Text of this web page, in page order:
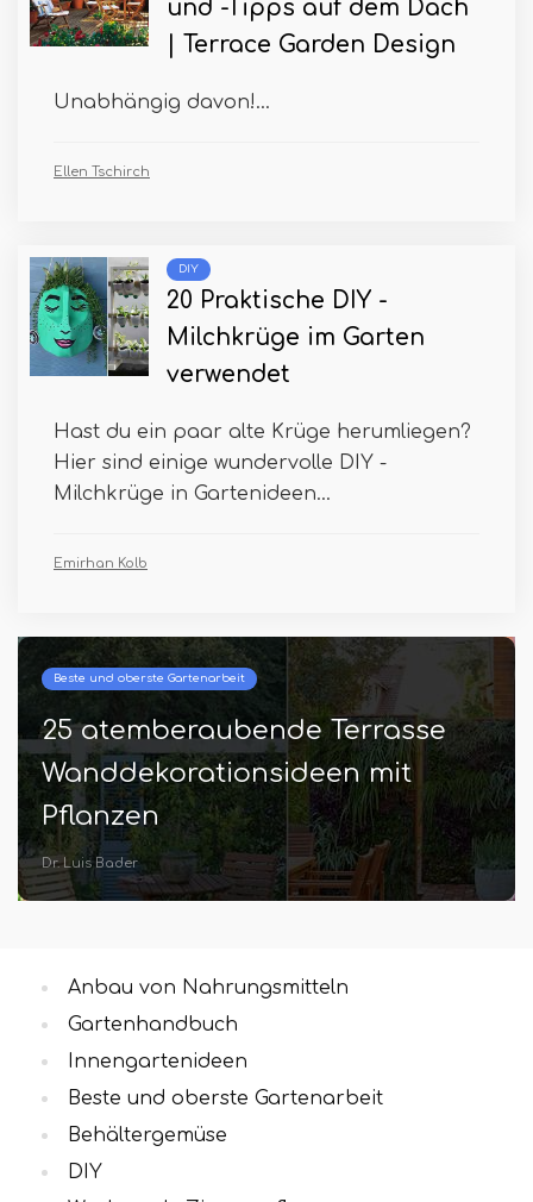
und -Tipps auf dem Dach
| Terrace Garden Design
Unabhängig davon!...
Ellen Tschirch
DIY
20 Praktische DIY -
Milchkrüge im Garten
verwendet
Hast du ein paar alte Krüge herumliegen?
Hier sind einige wundervolle DIY -
Milchkrüge in Gartenideen...
Emirhan Kolb
Beste und oberste Gartenarbeit
25 atemberaubende Terrasse
Wanddekorationsideen mit
Pflanzen
Dr. Luis Bader
Anbau von Nahrungsmitteln
Gartenhandbuch
Innengartenideen
Beste und oberste Gartenarbeit
Behältergemüse
DIY